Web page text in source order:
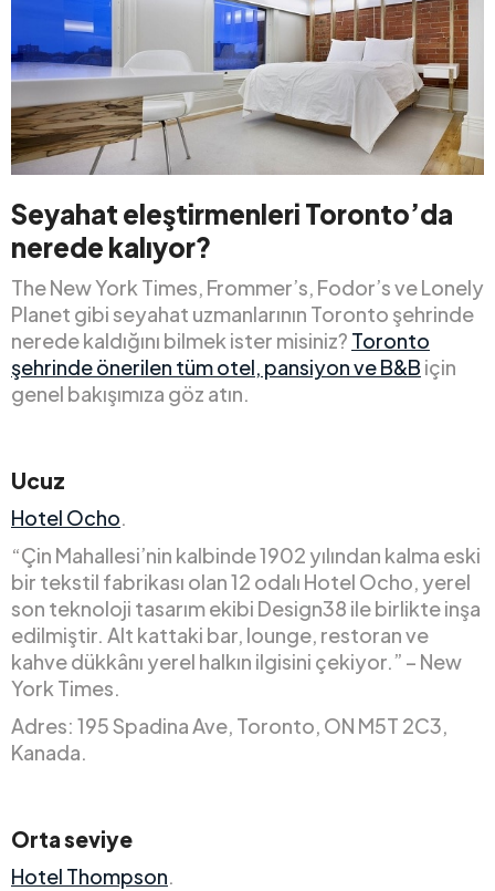
Seyahat eleştirmenleri Toronto’da
nerede kalıyor?
The New York Times, Frommer’s, Fodor’s ve Lonely
Planet gibi seyahat uzmanlarının Toronto şehrinde
nerede kaldığını bilmek ister misiniz? Toronto
şehrinde önerilen tüm otel, pansiyon ve B&B için
genel bakışımıza göz atın.
Ucuz
Hotel Ocho.
“Çin Mahallesi’nin kalbinde 1902 yılından kalma eski
bir tekstil fabrikası olan 12 odalı Hotel Ocho, yerel
son teknoloji tasarım ekibi Design38 ile birlikte inşa
edilmiştir. Alt kattaki bar, lounge, restoran ve
kahve dükkânı yerel halkın ilgisini çekiyor.” – New
York Times.
Adres: 195 Spadina Ave, Toronto, ON M5T 2C3,
Kanada.
Orta seviye
Hotel Thompson.